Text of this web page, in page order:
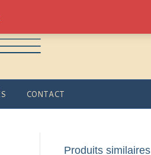
CONTACT
Produits similaires